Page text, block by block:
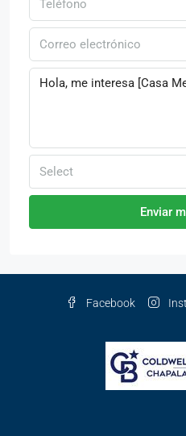
Select
Enviar
Facebook